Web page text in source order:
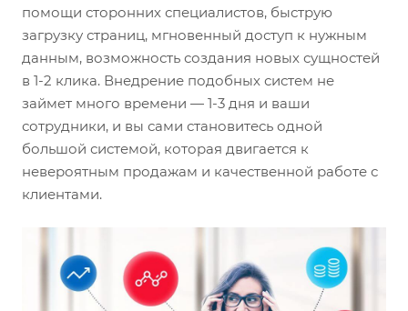
помощи сторонних специалистов, быструю
загрузку страниц, мгновенный доступ к нужным
данным, возможность создания новых сущностей
в 1-2 клика. Внедрение подобных систем не
займет много времени — 1-3 дня и ваши
сотрудники, и вы сами становитесь одной
большой системой, которая двигается к
невероятным продажам и качественной работе с
клиентами.